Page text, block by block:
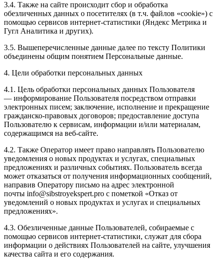
3.4. Также на сайте происходит сбор и обработка
обезличенных данных о посетителях (в т.ч. файлов «cookie») с
помощью сервисов интернет-статистики (Яндекс Метрика и
Гугл Аналитика и других).
3.5. Вышеперечисленные данные далее по тексту Политики
объединены общим понятием Персональные данные.
4. Цели обработки персональных данных
4.1. Цель обработки персональных данных Пользователя
— информирование Пользователя посредством отправки
электронных писем; заключение, исполнение и прекращение
гражданско-правовых договоров; предоставление доступа
Пользователю к сервисам, информации и/или материалам,
содержащимся на веб-сайте.
4.2. Также Оператор имеет право направлять Пользователю
уведомления о новых продуктах и услугах, специальных
предложениях и различных событиях. Пользователь всегда
может отказаться от получения информационных сообщений,
направив Оператору письмо на адрес электронной
почты info@sibstroyekspert.pro с пометкой «Отказ от
уведомлений о новых продуктах и услугах и специальных
предложениях».
4.3. Обезличенные данные Пользователей, собираемые с
помощью сервисов интернет-статистики, служат для сбора
информации о действиях Пользователей на сайте, улучшения
качества сайта и его содержания.